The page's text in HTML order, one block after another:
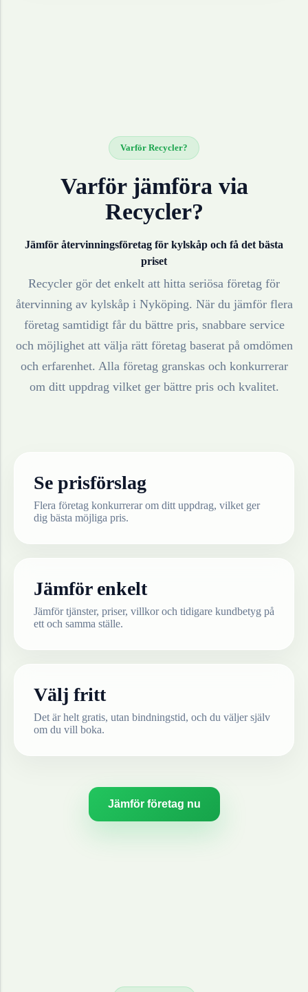
Varför Recycler?
Varför jämföra via
Recycler?
Jämför återvinningsföretag för kylskåp och få det bästa
priset
Recycler gör det enkelt att hitta seriösa företag för
återvinning av kylskåpi Nyköping. När du jämför flera
företag samtidigt får du bättre pris, snabbare service
och möjlighet att välja rätt företag baserat på omdömen
och erfarenhet. Alla företag granskas och konkurrerar
om ditt uppdrag vilket ger bättre pris och kvalitet.
Se prisförslag
Flera företag konkurrerar om ditt uppdrag, vilket ger
dig bästa möjliga pris.
Jämför enkelt
Jämför tjänster, priser, villkor och tidigare kundbetyg på
ett och samma ställe.
Välj fritt
Det är helt gratis, utan bindningstid, och du väljer själv
om du vill boka.
Jämför företag nu